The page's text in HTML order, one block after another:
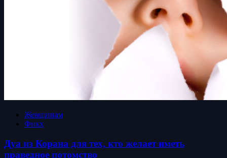
Женщинам
Фикх
Дуа из Корана для тех, кто желает иметь
праведное потомство